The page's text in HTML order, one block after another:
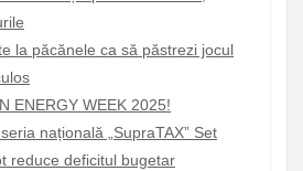
la păcănele ca să păstrezi jocul
ENERGY WEEK 2025!
națională „SupraTAX” Set
reduce deficitul bugetar